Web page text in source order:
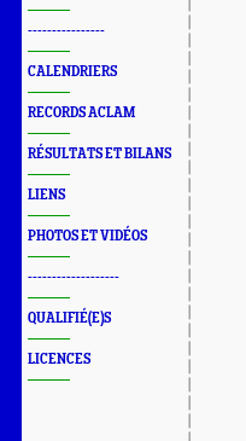
----------------
CALENDRIERS
RECORDS ACLAM
RÉSULTATS ET BILANS
LIENS
PHOTOS ET VIDÉOS
-------------------
QUALIFIÉ(E)S
LICENCES